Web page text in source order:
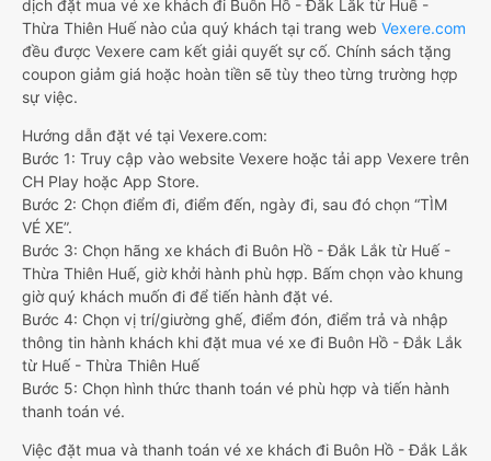
dịch đặt mua vé xe khách đi Buôn Hồ - Đắk Lắk từ Huế -
Thừa Thiên Huế nào của quý khách tại trang web Vexere.com
đều được Vexere cam kết giải quyết sự cố. Chính sách tặng
coupon giảm giá hoặc hoàn tiền sẽ tùy theo từng trường hợp
sự việc.
Hướng dẫn đặt vé tại Vexere.com:
Bước 1: Truy cập vào website Vexere hoặc tải app Vexere trên
CH Play hoặc App Store.
Bước 2: Chọn điểm đi, điểm đến, ngày đi, sau đó chọn “TÌM
VÉ XE”.
Bước 3: Chọn hãng xe khách đi Buôn Hồ - Đắk Lắk từ Huế -
Thừa Thiên Huế, giờ khởi hành phù hợp. Bấm chọn vào khung
giờ quý khách muốn đi để tiến hành đặt vé.
Bước 4: Chọn vị trí/giường ghế, điểm đón, điểm trả và nhập
thông tin hành khách khi đặt mua vé xe đi Buôn Hồ - Đắk Lắk
từ Huế - Thừa Thiên Huế
Bước 5: Chọn hình thức thanh toán vé phù hợp và tiến hành
thanh toán vé.
Việc đặt mua và thanh toán vé xe khách đi Buôn Hồ - Đắk Lắk